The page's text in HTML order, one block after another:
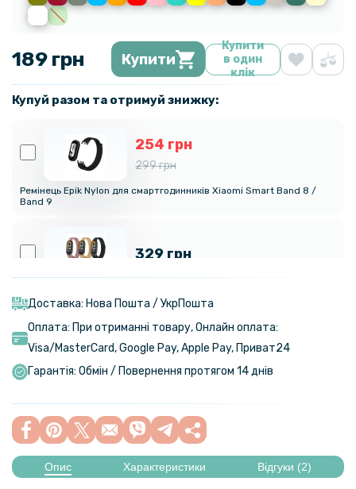
189 грн Купити
Купити
в один
клік
Купуй разом та отримуй знижку:
254 грн
299 грн
Ремінець Epik Nylon для смартгодинників Xiaomi Smart Band 8 /
Band 9
329 грн
199 грн
Ремінець Textile Elastic для Xiaomi Smart Band 8 / Smart Band 9
186 грн
219 грн
USB зарядний кабель для Xiaomi Mi Smart Band 10 Pro / Band 9​,
Black
Доставка: Нова Пошта / УкрПошта
Оплата: При отриманні товару, Онлайн оплата:
Visa/MasterСard, Google Pay, Apple Pay, Приват24
Гарантія: Обмін / Повернення протягом 14 днів
Опис Характеристики Відгуки (2)